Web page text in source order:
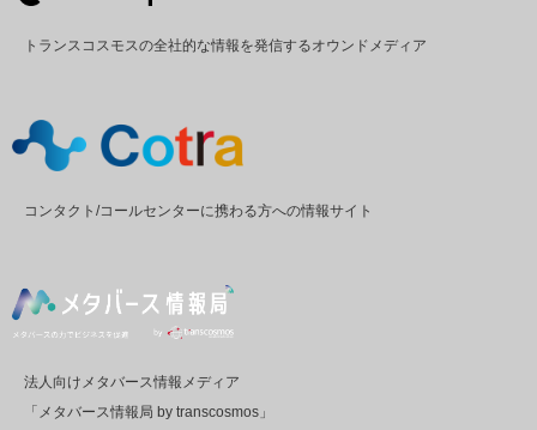
トランスコスモスの全社的な情報を発信するオウンドメディア
コンタクト/コールセンターに携わる方への情報サイト
法人向けメタバース情報メディア
「メタバース情報局 by transcosmos」